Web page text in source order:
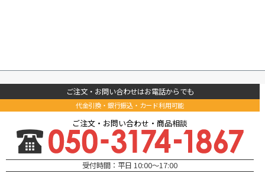
ご注文・お問い合わせはお電話からでも
代金引換・銀行振込・カード利用可能
ご注文・お問い合わせ・商品相談
受付時間：平日 10:00～17:00